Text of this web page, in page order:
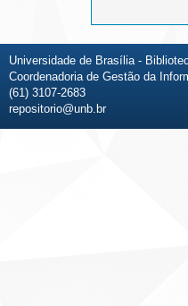
Universidade de Brasília -
Coordenadoria de Gestão da
(61) 3107-2683
repositorio@unb.br